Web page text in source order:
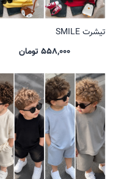
تیشرت SMILE
558,000 تومان